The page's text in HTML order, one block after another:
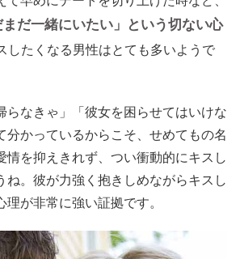
まだ一緒にいたい」という切ない心
したくなる男性はとても多いようで
らなきゃ」「彼女を困らせてはいけな
分かっているからこそ、せめてもの名
情を抑えきれず、つい衝動的にキスし
ね。彼が力強く抱きしめながらキスし
理が非常に強い証拠です。